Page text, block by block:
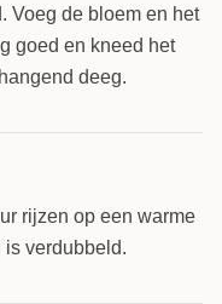
Voeg de bloem en het
goed en kneed het
deeg.
rijzen op een warme
is verdubbeld.